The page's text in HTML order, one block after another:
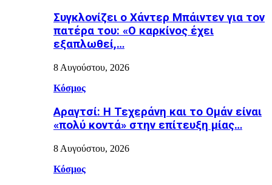
Συγκλονίζει ο Χάντερ Μπάιντεν για τον
πατέρα του: «Ο καρκίνος έχει
εξαπλωθεί,…
8 Αυγούστου, 2026
Κόσμος
Αραγτσί: Η Τεχεράνη και το Ομάν είναι
«πολύ κοντά» στην επίτευξη μίας…
8 Αυγούστου, 2026
Κόσμος